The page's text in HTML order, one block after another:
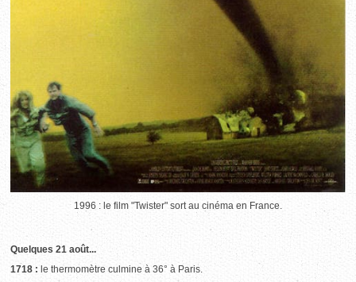
1996 : le film "Twister" sort au cinéma en France.
Quelques 21 août...
1718 : le thermomètre culmine à 36° à Paris.